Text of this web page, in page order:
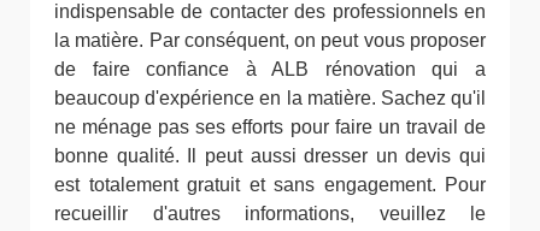
indispensable de contacter des professionnels en
la matière. Par conséquent, on peut vous proposer
de faire confiance à ALB rénovation qui a
beaucoup d'expérience en la matière. Sachez qu'il
ne ménage pas ses efforts pour faire un travail de
bonne qualité. Il peut aussi dresser un devis qui
est totalement gratuit et sans engagement. Pour
recueillir d'autres informations, veuillez le